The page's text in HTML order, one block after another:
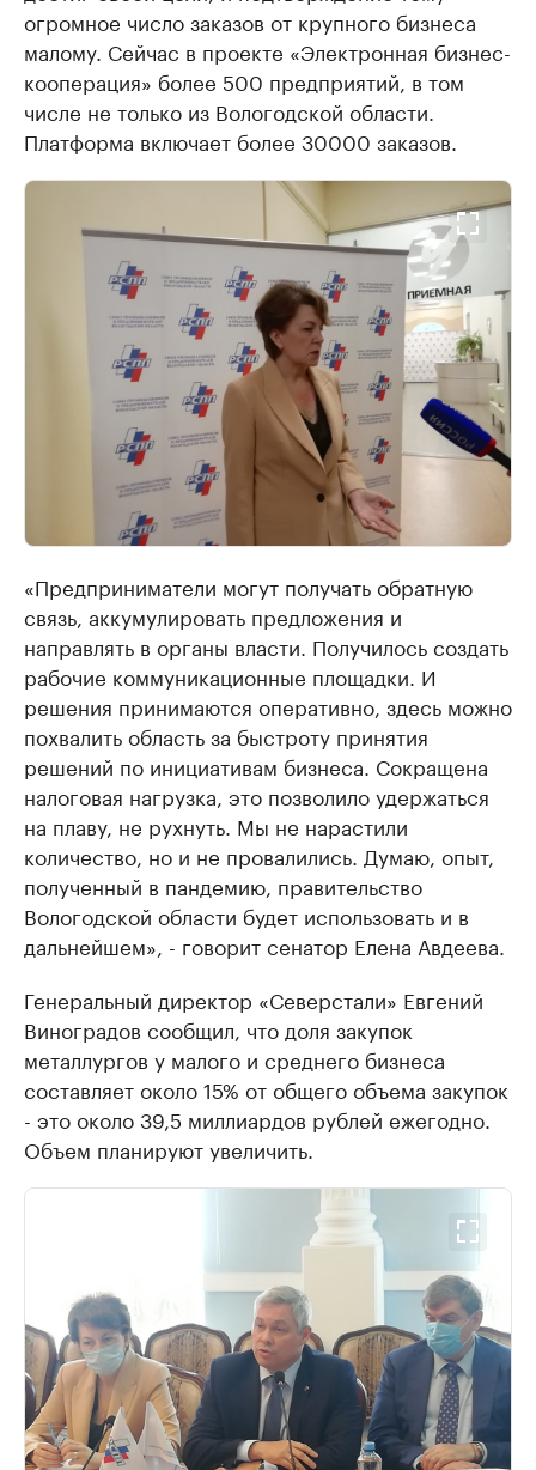
огромное число заказов от крупного бизнеса
малому. Сейчас в проекте «Электронная бизнес-
кооперация» более 500 предприятий, в том
числе не только из Вологодской области.
Платформа включает более 30000 заказов.
«Предприниматели могут получать обратную
связь, аккумулировать предложения и
направлять в органы власти. Получилось создать
рабочие коммуникационные площадки. И
решения принимаются оперативно, здесь можно
похвалить область за быстроту принятия
решений по инициативам бизнеса. Сокращена
налоговая нагрузка, это позволило удержаться
на плаву, не рухнуть. Мы не нарастили
количество, но и не провалились. Думаю, опыт,
полученный в пандемию, правительство
Вологодской области будет использовать и в
дальнейшем», - говорит сенатор Елена Авдеева.
Генеральный директор «Северстали» Евгений
Виноградов сообщил, что доля закупок
металлургов у малого и среднего бизнеса
составляет около 15% от общего объема закупок
- это около 39,5 миллиардов рублей ежегодно.
Объем планируют увеличить.